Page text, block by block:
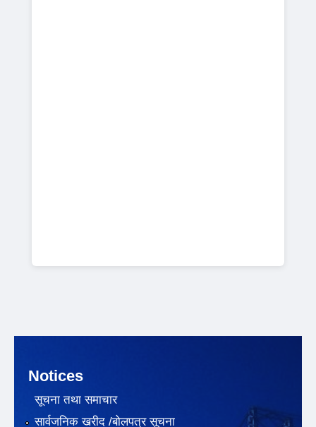
Notices
सूचना तथा समाचार
सार्वजनिक खरीद /बोलपत्र सूचना